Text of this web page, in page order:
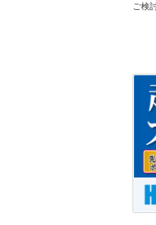
ご検